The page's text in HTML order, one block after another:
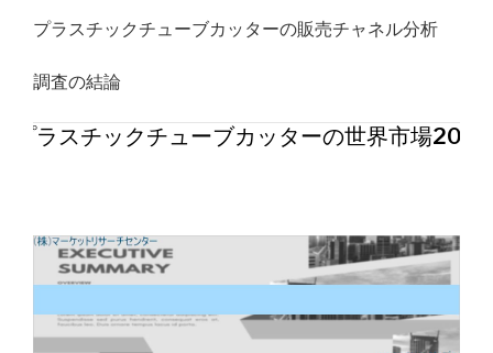
プラスチックチューブカッターの販売チャネル分析
調査の結論
プラスチックチューブカッターの世界市場